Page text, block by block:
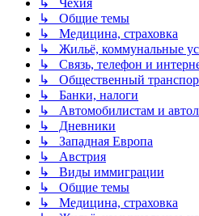
↳ Общие темы
↳ Медицина, страховка
↳ Жильё, коммунальные
↳ Связь, телефон и
↳ Общественный
↳ Банки, налоги
↳ Автомобилистам и
↳ Дневники
↳ Западная Европа
↳ Австрия
↳ Виды иммиграции
↳ Общие темы
↳ Медицина, страховка